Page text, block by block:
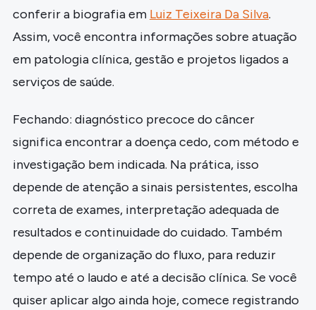
conferir a biografia em Luiz Teixeira Da Silva.
Assim, você encontra informações sobre atuação
em patologia clínica, gestão e projetos ligados a
serviços de saúde.
Fechando: diagnóstico precoce do câncer
significa encontrar a doença cedo, com método e
investigação bem indicada. Na prática, isso
depende de atenção a sinais persistentes, escolha
correta de exames, interpretação adequada de
resultados e continuidade do cuidado. Também
depende de organização do fluxo, para reduzir
tempo até o laudo e até a decisão clínica. Se você
quiser aplicar algo ainda hoje, comece registrando